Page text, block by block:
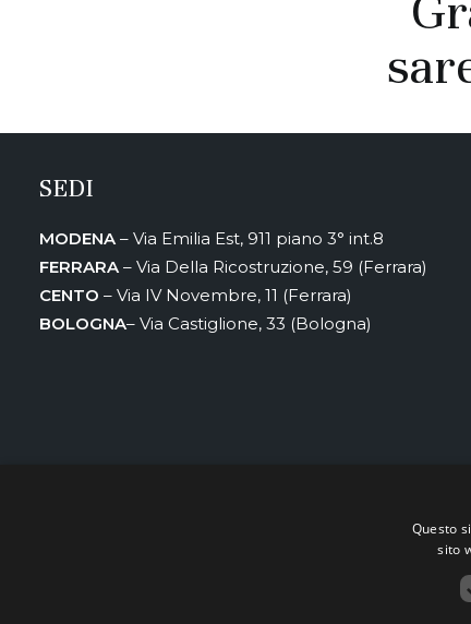
SEDI
MODENA – Via Emilia Est, 911 piano 3° int.8
FERRARA – Via Della Ricostruzione, 59 (Ferrara)
CENTO – Via IV Novembre, 11 (Ferrara)
BOLOGNA– Via Castiglione, 33 (Bologna)
Il progetto “M&W nell’era del
Implementazione di soluzioni tecnologiche volte a favorire
dati e tendere ad un maggior
Questo
sito